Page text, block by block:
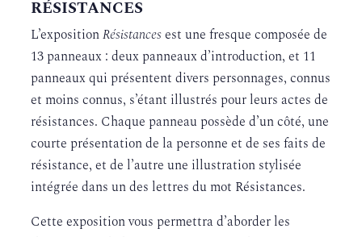
RÉSISTANCES
L’expositionRésistances est une fresque composée de
13 panneaux : deux panneaux d’introduction, et 11
panneaux qui présentent divers personnages, connus
et moins connus, s’étant illustrés pour leurs actes de
résistances. Chaque panneau possède d’un côté, une
courte présentation de la personne et de ses faits de
résistance, et de l’autre une illustration stylisée
intégrée dans un des lettres du mot Résistances.
Cette exposition vous permettra d’aborder les